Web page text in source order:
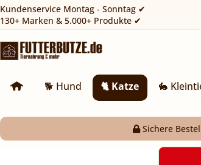
Kundenservice Montag - Sonntag ✔
130+ Marken & 5.000+ Produkte ✔
🐕 Hund 🐈 Katze 🐇
Sichere